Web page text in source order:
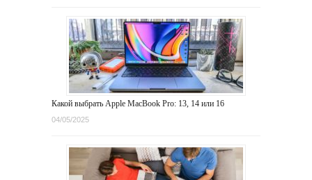
Какой выбрать Apple MacBook Pro: 13, 14 или 16
04/05/2025